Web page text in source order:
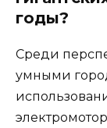
годы?
Среди
умными